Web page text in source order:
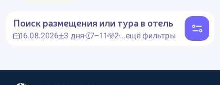
Поиск размещения или тура в отель
16.08.2026 3 дня 7–11 2...ещё фильтры